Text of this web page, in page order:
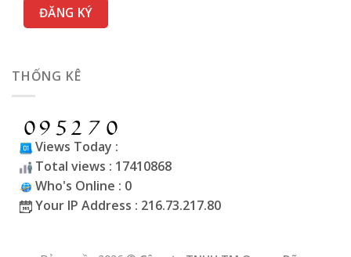
THỐNG KÊ
Views Today :
Total views : 17410868
Who's Online : 0
Your IP Address : 216.73.217.80